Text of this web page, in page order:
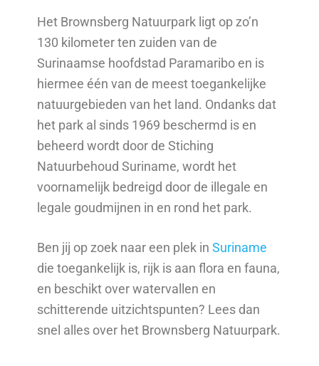
Het Brownsberg Natuurpark ligt op zo’n
130 kilometer ten zuiden van de
Surinaamse hoofdstad Paramaribo en is
hiermee één van de meest toegankelijke
natuurgebieden van het land. Ondanks dat
het park al sinds 1969 beschermd is en
beheerd wordt door de Stiching
Natuurbehoud Suriname, wordt het
voornamelijk bedreigd door de illegale en
legale goudmijnen in en rond het park.
Ben jij op zoek naar een plek inSuriname
die toegankelijk is, rijk is aan flora en fauna,
en beschikt over watervallen en
schitterende uitzichtspunten? Lees dan
snel alles over het Brownsberg Natuurpark.